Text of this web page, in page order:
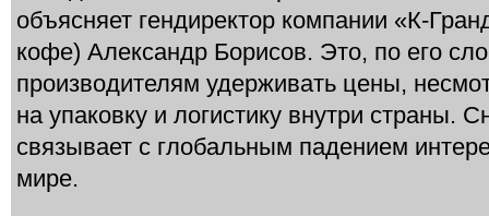
объясняет гендиректор компании «К-
кофе) Александр Борисов. Это, по его
производителям удерживать цены,
на упаковку и логистику внутри страны.
связывает с глобальным падением
мире.